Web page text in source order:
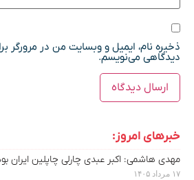
ذخیره نام، ایمیل و وبسایت من در مرورگر
دیدگاهی می‌نویسم.
خبرهای امروز:
مهدی هاشمی: اکبر عبدی چارلی چاپلین ایران
۱۷ مرداد ۱۴۰۵